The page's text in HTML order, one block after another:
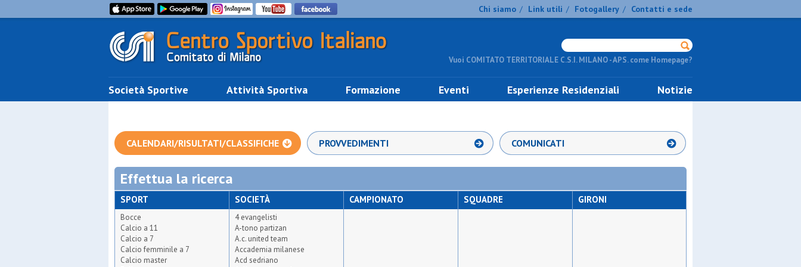
Chi siamo / Link utili / Fotogallery / Contatti e sede
Vuoi COMITATO TERRITORIALE C.S.I. MILANO - APS. come Homepage?
Società Sportive Attività Sportiva Formazione Eventi Esperienze Residenziali Notizie
CALENDARI/RISULTATI/CLASSIFICHE PROVVEDIMENTI COMUNICATI
Effettua la ricerca
SPORT
Bocce
Calcio a 11
Calcio a 7
Calcio femminile a 7
Calcio master
SOCIETÀ
4 evangelisti
A-tono partizan
A.c. united team
Accademia milanese
Acd sedriano
CAMPIONATO SQUADRE GIRONI